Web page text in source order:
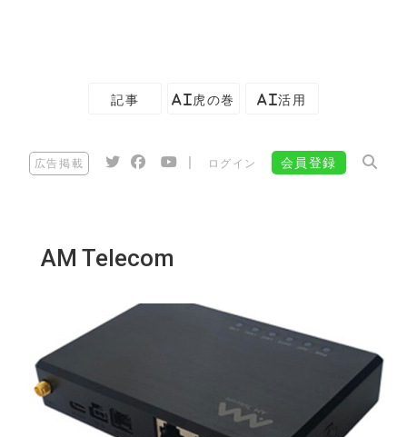
記事 AI虎の巻 AI活用
広告掲載 ログイン 会員登録
AM Telecom